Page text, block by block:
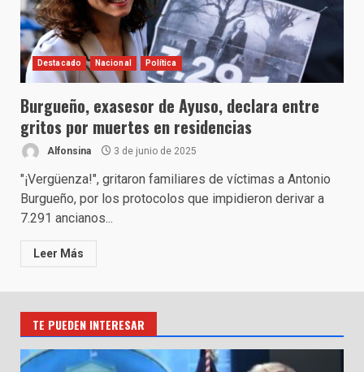
Destacado Nacional Política
Burgueño, exasesor de Ayuso, declara entre
gritos por muertes en residencias
Alfonsina 3 de junio de 2025
"¡Vergüenza!", gritaron familiares de víctimas a Antonio
Burgueño, por los protocolos que impidieron derivar a
7.291 ancianos...
Leer Más
TE PUEDEN INTERESAR